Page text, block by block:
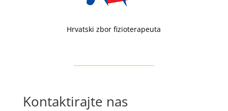
Hrvatski zbor fizioterapeuta
Kontaktirajte nas